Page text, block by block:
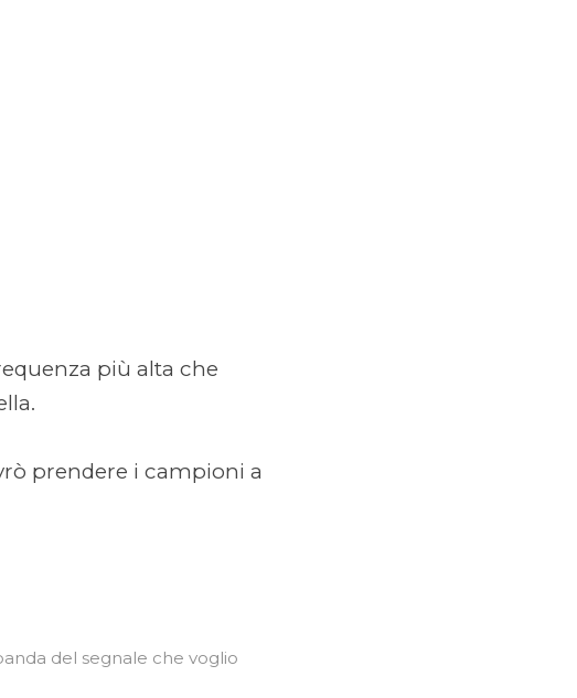
più alta che
prendere i campioni a
del segnale che voglio